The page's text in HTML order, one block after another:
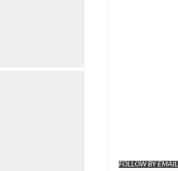
FOLLOW BY EMAIL